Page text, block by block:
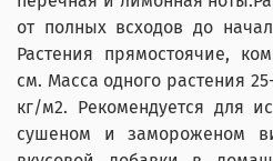
от полных всходов до
Растения прямостоячие,
см. Масса одного растения
кг/м2. Рекомендуется для
сушеном и замороженом